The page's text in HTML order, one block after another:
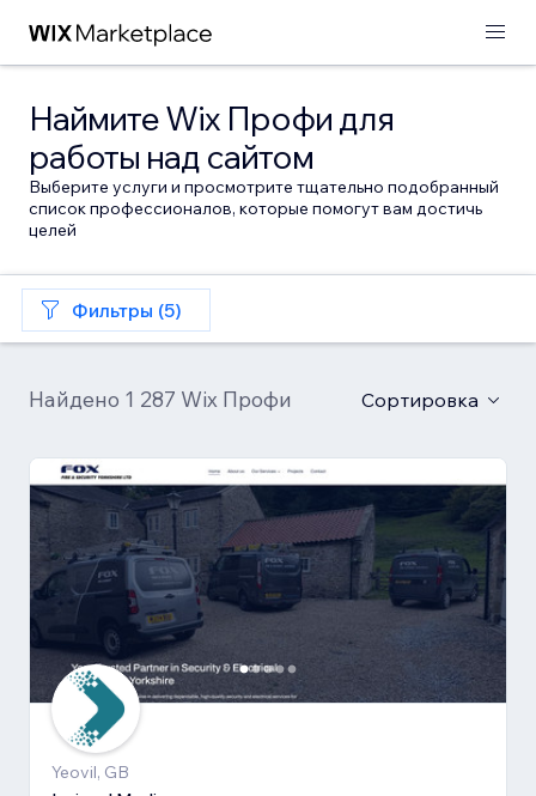
Наймите Wix Профи для
работы над сайтом
Выберите услуги и просмотрите тщательно подобранный
список профессионалов, которые помогут вам достичь
целей
Фильтры (5)
Найдено 1 287 Wix Профи Сортировка
Yeovil, GB